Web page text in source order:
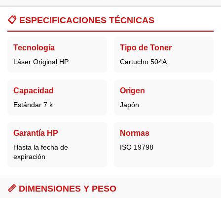
📋 ESPECIFICACIONES TÉCNICAS
Tecnología
Láser Original HP
Tipo de Toner
Cartucho 504A
Capacidad
Estándar 7 k
Origen
Japón
Garantía HP
Hasta la fecha de
expiración
Normas
ISO 19798
📏 DIMENSIONES Y PESO